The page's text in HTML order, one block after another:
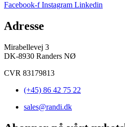
Facebook-f Instagram Linkedin
Adresse
Mirabellevej 3
DK-8930 Randers NØ
CVR 83179813
(+45) 86 42 75 22
sales@randi.dk